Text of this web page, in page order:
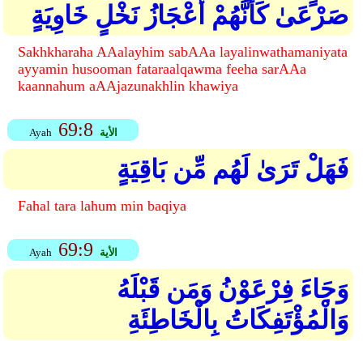
صَرْعَىٰ كَأَنَّهُمْ أَعْجَازُ نَخْلٍ خَاوِيَةٍ
Sakhkharaha AAalayhim sabAAa layalinwathamaniyata
ayyamin husooman fataraalqawma feeha sarAAa
kaannahum aAAjazunakhlin khawiya
Ayah 69:8 الأية
فَهَلْ تَرَىٰ لَهُم مِّن بَاقِيَةٍ
Fahal tara lahum min baqiya
Ayah 69:9 الأية
وَجَاءَ فِرْعَوْنُ وَمَن قَبْلَهُ
وَالْمُؤْتَفِكَاتُ بِالْخَاطِئَةِ